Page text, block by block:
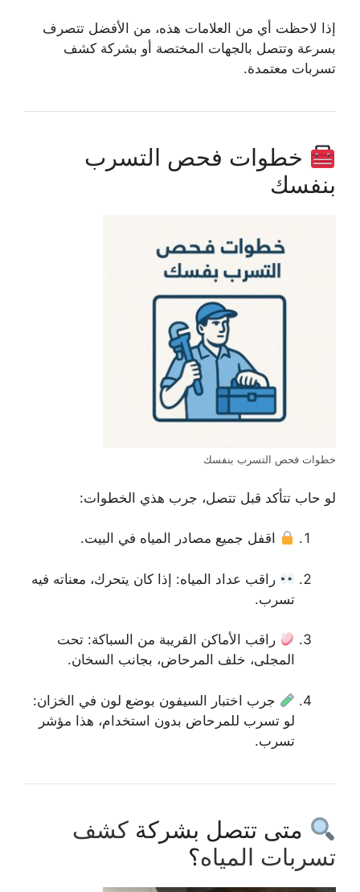
إذا لاحظت أي من العلامات هذه، من الأفضل تتصرف
بسرعة وتتصل بالجهات المختصة أو بشركة كشف
تسربات معتمدة.
خطوات فحص التسرب
بنفسك
خطوات فحص التسرب بنفسك
لو حاب تتأكد قبل تتصل، جرب هذي الخطوات:
اقفل جميع مصادر المياه في البيت.
راقب عداد المياه: إذا كان يتحرك، معناته فيه
تسرب.
راقب الأماكن القريبة من السباكة: تحت
المجلى، خلف المرحاض، بجانب السخان.
جرب اختبار السيفون بوضع لون في الخزان:
لو تسرب للمرحاض بدون استخدام، هذا مؤشر
تسرب.
متى تتصل بشركةكشف
تسربات المياه؟